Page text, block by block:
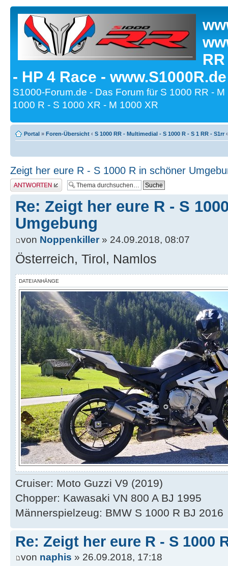
- HP 4 Race -
S1000-Forum.de - Das Forum für S 1000 RR -
1000 R - S 1000 XR - M 1000 XR
Portal » Foren-Übersicht ‹ S 1000 RR - Multimedial - S 1000 R - S 1 RR - S1rr ‹
Zeigt her eure R - S 1000 R in schöner
Antwort erstellen
Re: Zeigt her eure R - S
Umgebung
von Noppenkiller» 24.09.2018, 08:07
Österreich, Tirol, Namlos
DATEIANHÄNGE
Cruiser: Moto Guzzi V9 (2019)
Chopper: Kawasaki VN 800 A BJ 1995
Männerspielzeug: BMW S 1000 R BJ 2016
Re: Zeigt her eure R - S 1000
von naphis » 26.09.2018, 17:18